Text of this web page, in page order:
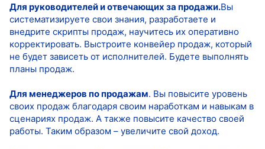
Для руководителей и отвечающих за продажи.Вы
систематизируете свои знания, разработаете и
внедрите скрипты продаж, научитесь их оперативно
корректировать. Выстроите конвейер продаж, который
не будет зависеть от исполнителей. Будете выполнять
планы продаж.
Для менеджеров по продажам. Вы повысите уровень
своих продаж благодаря своим наработкам и навыкам в
сценариях продаж. А также повысите качество своей
работы. Таким образом – увеличите свой доход.